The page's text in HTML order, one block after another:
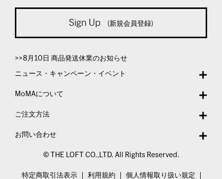
Sign Up (新規会員登録)
>>8月10日 商品発送休業のお知らせ
ニュース・キャンペーン・イベント
MoMAについて
ご注文方法
お問い合わせ
© THE LOFT CO.,LTD. All Rights Reserved.
特定商取引法表示 利用規約 個人情報取り扱い規定